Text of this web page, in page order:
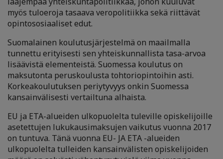
myös tuloeroja tasaava veropolitiikka sekä riittävät
opintososiaaliset edut.
Suomalainen koulutusjärjestelmä on maailmalla
tunnettu erityisesti sen yhteiskunnallista tasa-arvoa
lisäävistä elementeistä. Suomessa koulutus on
maksutonta peruskoulusta tohtoriopintoihin asti.
Korkeakoulutuksen periytyvyys onkin Suomessa
kansainvälisesti vertailtuna alhaista.
EU ja ETA-alueiden ulkopuolelta tuleville opiskelijoille
asetettujen lukukausimaksujen vaikutus vuonna 2017
on tuntuva. Tänä vuonna EU- JA ETA -alueiden
ulkopuolelta tulleiden kansainvälisten opiskelijoiden